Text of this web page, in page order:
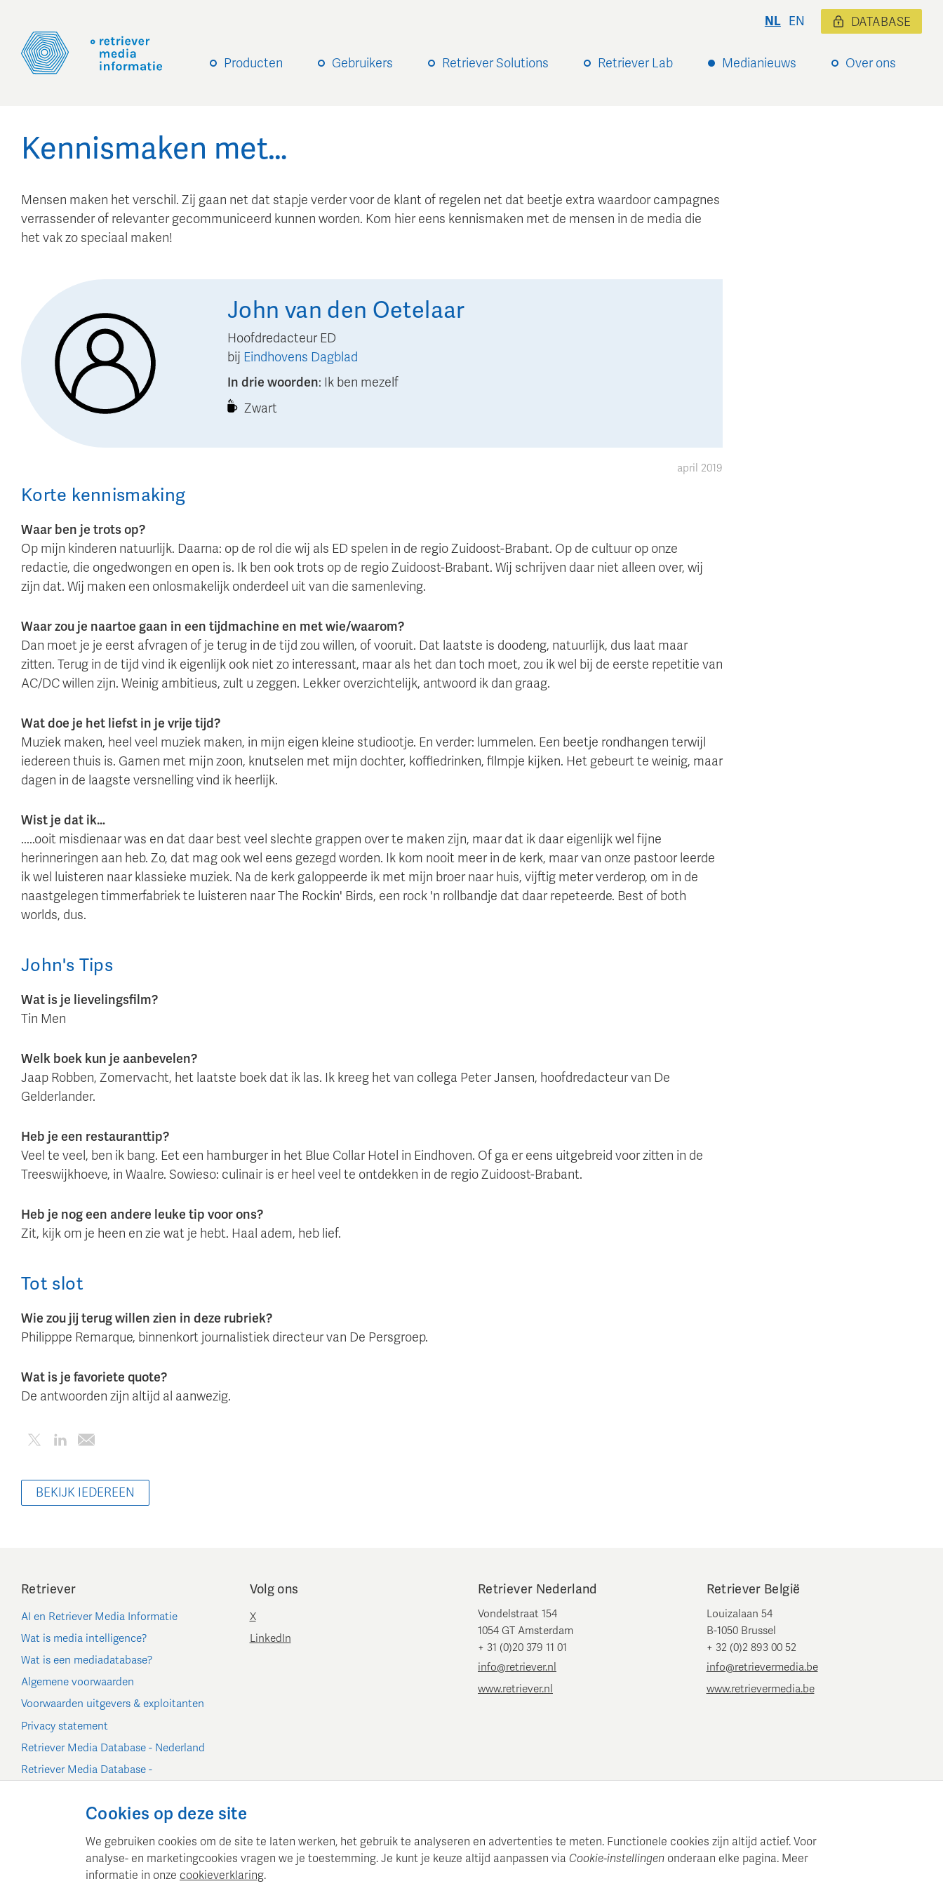
Producten Gebruikers Retriever Solutions Retriever Lab Medianieuws Over ons
NL EN DATABASE
Kennismaken met…
Mensen maken het verschil. Zij gaan net dat stapje verder voor de klant of regelen net dat beetje extra waardoor campagnes
verrassender of relevanter gecommuniceerd kunnen worden. Kom hier eens kennismaken met de mensen in de media die
het vak zo speciaal maken!
John van den Oetelaar
Hoofdredacteur ED
bij Eindhovens Dagblad
In drie woorden: Ik ben mezelf
Zwart
april 2019
Korte kennismaking
Waar ben je trots op?
Op mijn kinderen natuurlijk. Daarna: op de rol die wij als ED spelen in de regio Zuidoost-Brabant. Op de cultuur op onze
redactie, die ongedwongen en open is. Ik ben ook trots op de regio Zuidoost-Brabant. Wij schrijven daar niet alleen over, wij
zijn dat. Wij maken een onlosmakelijk onderdeel uit van die samenleving.
Waar zou je naartoe gaan in een tijdmachine en met wie/waarom?
Dan moet je je eerst afvragen of je terug in de tijd zou willen, of vooruit. Dat laatste is doodeng, natuurlijk, dus laat maar
zitten. Terug in de tijd vind ik eigenlijk ook niet zo interessant, maar als het dan toch moet, zou ik wel bij de eerste repetitie van
AC/DC willen zijn. Weinig ambitieus, zult u zeggen. Lekker overzichtelijk, antwoord ik dan graag.
Wat doe je het liefst in je vrije tijd?
Muziek maken, heel veel muziek maken, in mijn eigen kleine studiootje. En verder: lummelen. Een beetje rondhangen terwijl
iedereen thuis is. Gamen met mijn zoon, knutselen met mijn dochter, koffiedrinken, filmpje kijken. Het gebeurt te weinig, maar
dagen in de laagste versnelling vind ik heerlijk.
Wist je dat ik…
.....ooit misdienaar was en dat daar best veel slechte grappen over te maken zijn, maar dat ik daar eigenlijk wel fijne
herinneringen aan heb. Zo, dat mag ook wel eens gezegd worden. Ik kom nooit meer in de kerk, maar van onze pastoor leerde
ik wel luisteren naar klassieke muziek. Na de kerk galoppeerde ik met mijn broer naar huis, vijftig meter verderop, om in de
naastgelegen timmerfabriek te luisteren naar The Rockin' Birds, een rock 'n rollbandje dat daar repeteerde. Best of both
worlds, dus.
John's Tips
Wat is je lievelingsfilm?
Tin Men
Welk boek kun je aanbevelen?
Jaap Robben, Zomervacht, het laatste boek dat ik las. Ik kreeg het van collega Peter Jansen, hoofdredacteur van De
Gelderlander.
Heb je een restauranttip?
Veel te veel, ben ik bang. Eet een hamburger in het Blue Collar Hotel in Eindhoven. Of ga er eens uitgebreid voor zitten in de
Treeswijkhoeve, in Waalre. Sowieso: culinair is er heel veel te ontdekken in de regio Zuidoost-Brabant.
Heb je nog een andere leuke tip voor ons?
Zit, kijk om je heen en zie wat je hebt. Haal adem, heb lief.
Tot slot
Wie zou jij terug willen zien in deze rubriek?
Philipppe Remarque, binnenkort journalistiek directeur van De Persgroep.
Wat is je favoriete quote?
De antwoorden zijn altijd al aanwezig.
BEKIJK IEDEREEN
Retriever
AI en Retriever Media Informatie
Wat is media intelligence?
Wat is een mediadatabase?
Algemene voorwaarden
Voorwaarden uitgevers & exploitanten
Privacy statement
Retriever Media Database - Nederland
Retriever Media Database -
Cookie-instellingen
Volg ons
X
LinkedIn
Retriever Nederland
Vondelstraat 154
1054 GT Amsterdam
+ 31 (0)20 379 11 01
info@retriever.nl
www.retriever.nl
Retriever België
Louizalaan 54
B-1050 Brussel
+ 32 (0)2 893 00 52
info@retrievermedia.be
www.retrievermedia.be
Cookies op deze site
We gebruiken cookies om de site te laten werken, het gebruik te analyseren en advertenties te meten. Functionele cookies zijn altijd actief. Voor
analyse- en marketingcookies vragen we je toestemming. Je kunt je keuze altijd aanpassen via Cookie-instellingen onderaan elke pagina. Meer
informatie in onze cookieverklaring.